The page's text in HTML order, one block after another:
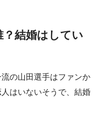
？結婚はしてい
の山田選手はファンか
はいないそうで、結婚